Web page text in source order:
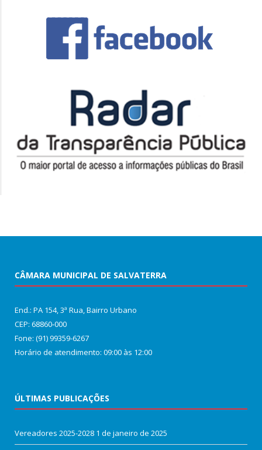
CÂMARA MUNICIPAL DE SALVATERRA
End.: PA 154, 3ª Rua, Bairro Urbano
CEP: 68860‑000
Fone: (91) 99359-6267
Horário de atendimento: 09:00 às 12:00
ÚLTIMAS PUBLICAÇÕES
Vereadores 2025-2028 1 de janeiro de 2025